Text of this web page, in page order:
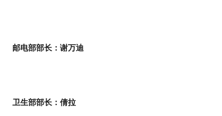
邮电部部长：谢万迪
卫生部部长：倩拉